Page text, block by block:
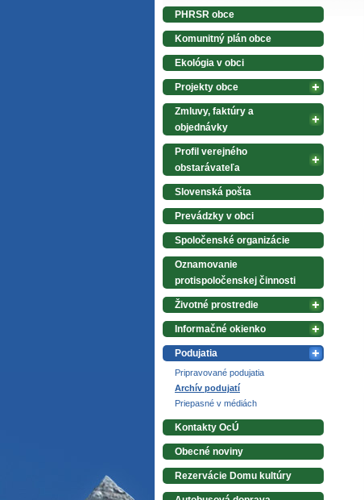
PHRSR obce
Komunitný plán obce
Ekológia v obci
Projekty obce
Zmluvy, faktúry a
objednávky
Profil verejného
obstarávateľa
Slovenská pošta
Prevádzky v obci
Spoločenské organizácie
Oznamovanie
protispoločenskej činnosti
Životné prostredie
Informačné okienko
Podujatia
Pripravované podujatia
Archív podujatí
Priepasné v médiách
Kontakty OcÚ
Obecné noviny
Rezervácie Domu kultúry